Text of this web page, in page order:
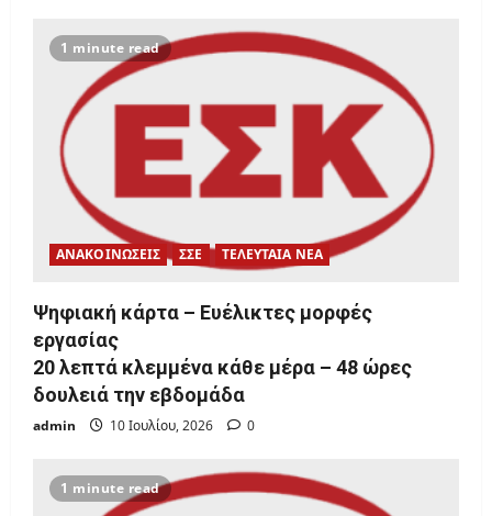
1 minute read
ΑΝΑΚΟΙΝΩΣΕΙΣ ΣΣΕ ΤΕΛΕΥΤΑΙΑ ΝΕΑ
Ψηφιακή κάρτα – Ευέλικτες μορφές
εργασίας
20 λεπτά κλεμμένα κάθε μέρα – 48 ώρες
δουλειά την εβδομάδα
admin 10 Ιουλίου, 2026 0
1 minute read